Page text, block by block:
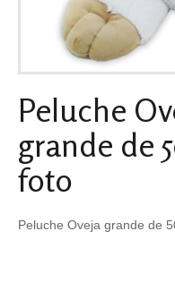
Peluche
grande de
foto
Peluche Oveja grande de